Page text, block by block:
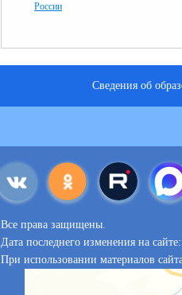
России
Сведения об
Все права защищены.
Дата последнего изменения на
При использовании материалов